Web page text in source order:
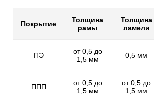
Покрытие
Толщина
рамы
Толщина
ламели
ПЭ
от 0,5 до
1,5 мм
0,5 мм
ППП
от 0,5 до
1,5 мм
от 0,5 до
1,5 мм